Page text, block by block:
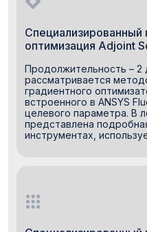
Специализированный
оптимизация Adjoint
Продолжительность – 2
рассматривается
градиентного
встроенного в ANSYS
целевого параметра. В
представлена
инструментах,